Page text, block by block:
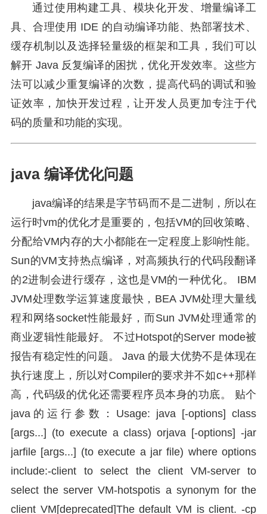
通过使用构建工具、模块化开发、增量编译工
具、合理使用 IDE 的自动编译功能、热部署技术、
缓存机制以及选择轻量级的框架和工具，我们可以
解开 Java 反复编译的困扰，优化开发效率。这些方
法可以减少重复编译的次数，提高代码的调试和验
证效率，加快开发过程，让开发人员更加专注于代
码的质量和功能的实现。
java 编译优化问题
java编译的结果是字节码而不是二进制，所以在
运行时vm的优化才是重要的，包括VM的回收策略、
分配给VM内存的大小都能在一定程度上影响性能。
Sun的VM支持热点编译，对高频执行的代码段翻译
的2进制会进行缓存，这也是VM的一种优化。 IBM
JVM处理数学运算速度最快，BEA JVM处理大量线
程和网络socket性能最好，而Sun JVM处理通常的
商业逻辑性能最好。 不过Hotspot的Server mode被
报告有稳定性的问题。 Java 的最大优势不是体现在
执行速度上，所以对Compiler的要求并不如c++那样
高，代码级的优化还需要程序员本身的功底。 贴个
java的运行参数：Usage: java [-options] class
[args...] (to execute a class) orjava [-options] -jar
jarfile [args...] (to execute a jar file) where options
include:-client to select the client VM-server to
select the server VM-hotspotis a synonym for the
client VM[deprecated]The default VM is client. -cp